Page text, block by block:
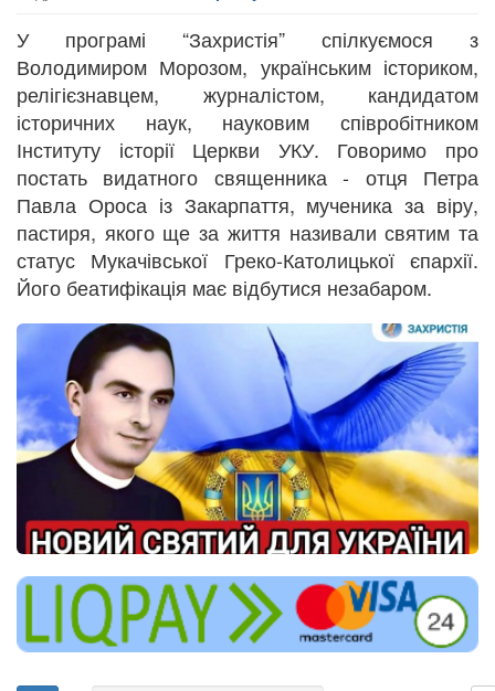
У програмі “Захристія” спілкуємося з
Володимиром Морозом, українським істориком,
релігієзнавцем, журналістом, кандидатом
історичних наук, науковим співробітником
Інституту історії Церкви УКУ. Говоримо про
постать видатного священника - отця Петра
Павла Ороса із Закарпаття, мученика за віру,
пастиря, якого ще за життя називали святим та
статус Мукачівської Греко-Католицької єпархії.
Його беатифікація має відбутися незабаром.